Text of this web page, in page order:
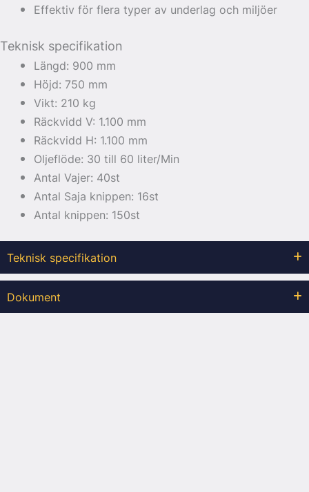
Effektiv för flera typer av underlag och miljöer
Teknisk specifikation
Längd: 900 mm
Höjd: 750 mm
Vikt: 210 kg
Räckvidd V: 1.100 mm
Räckvidd H: 1.100 mm
Oljeflöde: 30 till 60 liter/Min
Antal Vajer: 40st
Antal Saja knippen: 16st
Antal knippen: 150st
Teknisk specifikation
Dokument